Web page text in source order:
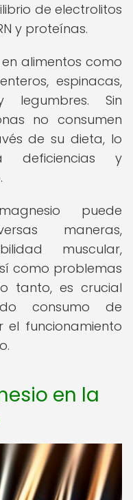
de electrolitos
y proteínas.
alimentos como
espinacas,
legumbres. Sin
no consumen
de su dieta, lo
y
puede
maneras,
muscular,
como problemas
tanto, es crucial
consumo de
el funcionamiento
en la